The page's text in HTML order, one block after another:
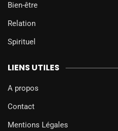
Bien-être
Relation
Spirituel
LIENS UTILES
A propos
Contact
Mentions Légales